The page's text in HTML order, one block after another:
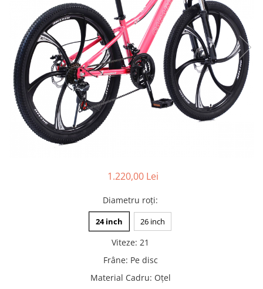
Pilote cu blăniță
1.220,00 Lei
Diametru roți:
24 inch 26 inch
Viteze: 21
Frâne: Pe disc
Material Cadru: Oțel